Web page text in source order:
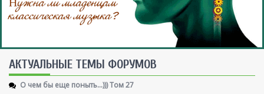
AКТУАЛЬНЫЕ ТЕМЫ ФОРУМОВ
О чем бы еще поныть...))) Том 27